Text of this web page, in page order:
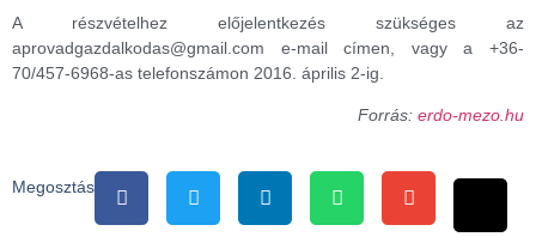
A részvételhez előjelentkezés szükséges az
aprovadgazdalkodas@gmail.com e-mail címen, vagy a +36-
70/457-6968-as telefonszámon 2016. április 2-ig.
Forrás: erdo-mezo.hu
Megosztás